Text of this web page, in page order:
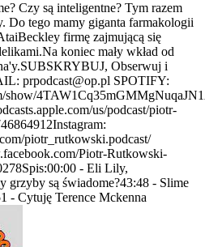
Czy są inteligentne? Tym razem
Do tego mamy giganta farmakologii
firmę zajmującą się
koniec mały wkład od
Obserwuj i
prpodcast@op.pl SPOTIFY:
show/
us/podcast/piotr-
piotr_rutkowski.podcast/
Piotr-Rutkowski-
- Eli Lily,
grzyby są świadome?43:48 - Slime
- Cytuję Terence Mckenna